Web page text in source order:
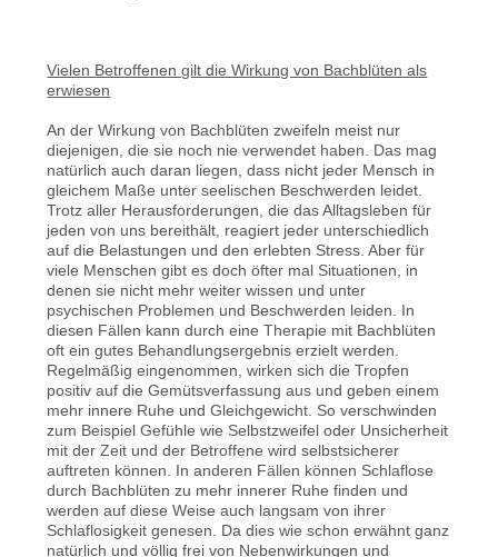
Vielen Betroffenen gilt die Wirkung von Bachblüten als
erwiesen
An der Wirkung von Bachblüten zweifeln meist nur
diejenigen, die sie noch nie verwendet haben. Das mag
natürlich auch daran liegen, dass nicht jeder Mensch in
gleichem Maße unter seelischen Beschwerden leidet.
Trotz aller Herausforderungen, die das Alltagsleben für
jeden von uns bereithält, reagiert jeder unterschiedlich
auf die Belastungen und den erlebten Stress. Aber für
viele Menschen gibt es doch öfter mal Situationen, in
denen sie nicht mehr weiter wissen und unter
psychischen Problemen und Beschwerden leiden. In
diesen Fällen kann durch eine Therapie mit Bachblüten
oft ein gutes Behandlungsergebnis erzielt werden.
Regelmäßig eingenommen, wirken sich die Tropfen
positiv auf die Gemütsverfassung aus und geben einem
mehr innere Ruhe und Gleichgewicht. So verschwinden
zum Beispiel Gefühle wie Selbstzweifel oder Unsicherheit
mit der Zeit und der Betroffene wird selbstsicherer
auftreten können. In anderen Fällen können Schlaflose
durch Bachblüten zu mehr innerer Ruhe finden und
werden auf diese Weise auch langsam von ihrer
Schlaflosigkeit genesen. Da dies wie schon erwähnt ganz
natürlich und völlig frei von Nebenwirkungen und